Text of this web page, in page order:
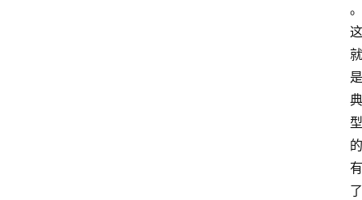
。
这
就
是
典
型
的
有
了